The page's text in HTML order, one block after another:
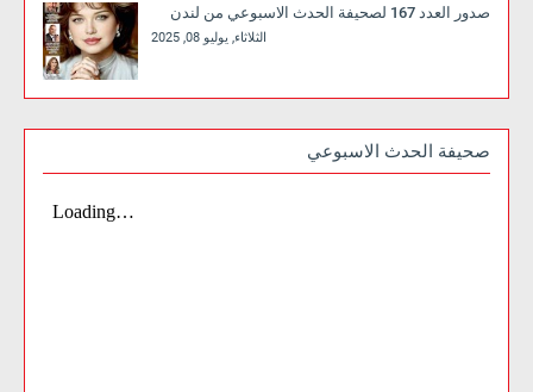
صدور العدد 167 لصحيفة الحدث الاسبوعي من لندن
الثلاثاء, يوليو 08, 2025
صحيفة الحدث الاسبوعي